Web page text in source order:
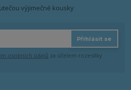
výjimečné kousky
Přihlásit se
osobních údajů za účelem rozesílky